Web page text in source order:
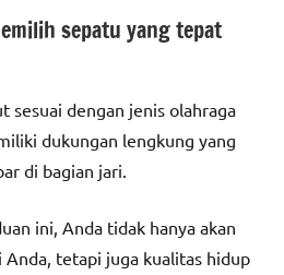
sepatu yang tepat
sesuai dengan jenis olahraga
dukungan lengkung yang
di bagian jari.
ini, Anda tidak hanya akan
Anda, tetapi juga kualitas hidup